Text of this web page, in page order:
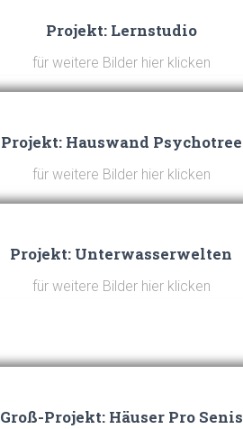
Projekt: Lernstudio
für weitere Bilder hier klicken
Projekt: Hauswand Psychotree
für weitere Bilder hier klicken
Projekt: Unterwasserwelten
für weitere Bilder hier klicken
Groß-Projekt: Häuser Pro Senis